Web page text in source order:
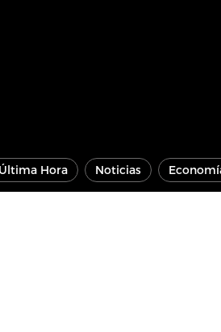
Última Hora Noticias